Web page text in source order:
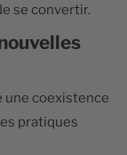
se convertir.
une coexistence
pratiques